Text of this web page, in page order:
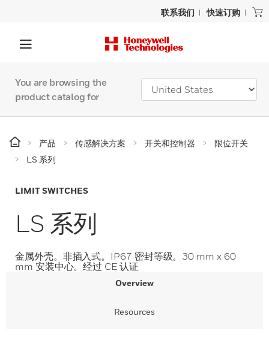
联系我们 快速订购
You are browsing the
product catalog for
产品 传感解决方案 开关和控制器
限位开关
LS 系列
LIMIT SWITCHES
LS 系列
金属外壳。非插入式。IP67 密封等级。30 mm x 60
mm 安装中心。经过 CE 认证
Overview
Resources